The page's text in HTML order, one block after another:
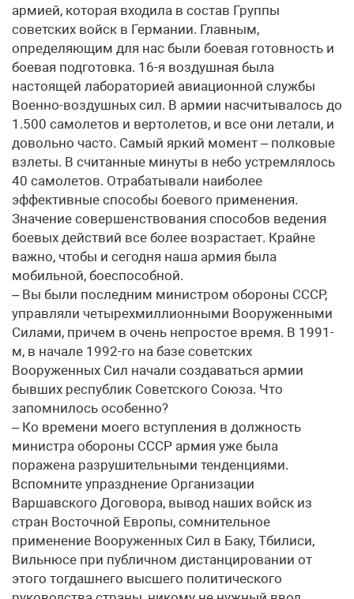
армией, которая входила в состав Группы
советских войск в Германии. Главным,
определяющим для нас были боевая готовность и
боевая подготовка. 16-я воздушная была
настоящей лабораторией авиационной службы
Военно-воздушных сил. В армии насчитывалось до
1.500 самолетов и вертолетов, и все они летали, и
довольно часто. Самый яркий момент – полковые
взлеты. В считанные минуты в небо устремлялось
40 самолетов. Отрабатывали наиболее
эффективные способы боевого применения.
Значение совершенствования способов ведения
боевых действий все более возрастает. Крайне
важно, чтобы и сегодня наша армия была
мобильной, боеспособной.
– Вы были последним министром обороны СССР,
управляли четырехмиллионными Вооруженными
Силами, причем в очень непростое время. В 1991-
м, в начале 1992-го на базе советских
Вооруженных Сил начали создаваться армии
бывших республик Советского Союза. Что
запомнилось особенно?
– Ко времени моего вступления в должность
министра обороны СССР армия уже была
поражена разрушительными тенденциями.
Вспомните упразднение Организации
Варшавского Договора, вывод наших войск из
стран Восточной Европы, сомнительное
применение Вооруженных Сил в Баку, Тбилиси,
Вильнюсе при публичном дистанцировании от
этого тогдашнего высшего политического